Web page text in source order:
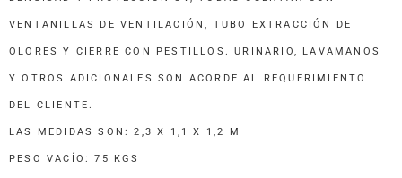
VENTANILLAS DE VENTILACIÓN, TUBO EXTRACCIÓN DE
OLORES Y CIERRE CON PESTILLOS. URINARIO, LAVAMANOS
Y OTROS ADICIONALES SON ACORDE AL REQUERIMIENTO
DEL CLIENTE.
LAS MEDIDAS SON: 2,3 X 1,1 X 1,2 M
PESO VACÍO: 75 KGS